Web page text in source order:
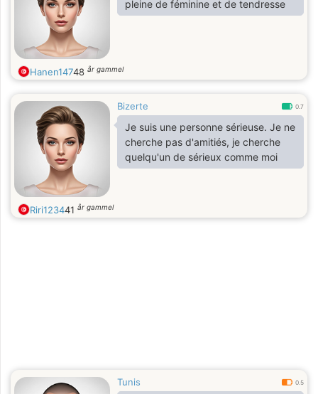
pleine de féminine et de tendresse
Hanen14748 år gammel
Bizerte 0.7
Je suis une personne sérieuse. Je ne
cherche pas d'amitiés, je cherche
quelqu'un de sérieux comme moi
Riri123441 år gammel
Tunis 0.5